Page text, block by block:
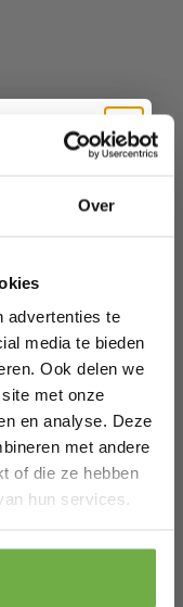
Over
advertenties te
media te bieden
Ook delen we
met onze
en analyse. Deze
met andere
of die ze hebben
hun services.
cm - Wit
je van
jarig bent